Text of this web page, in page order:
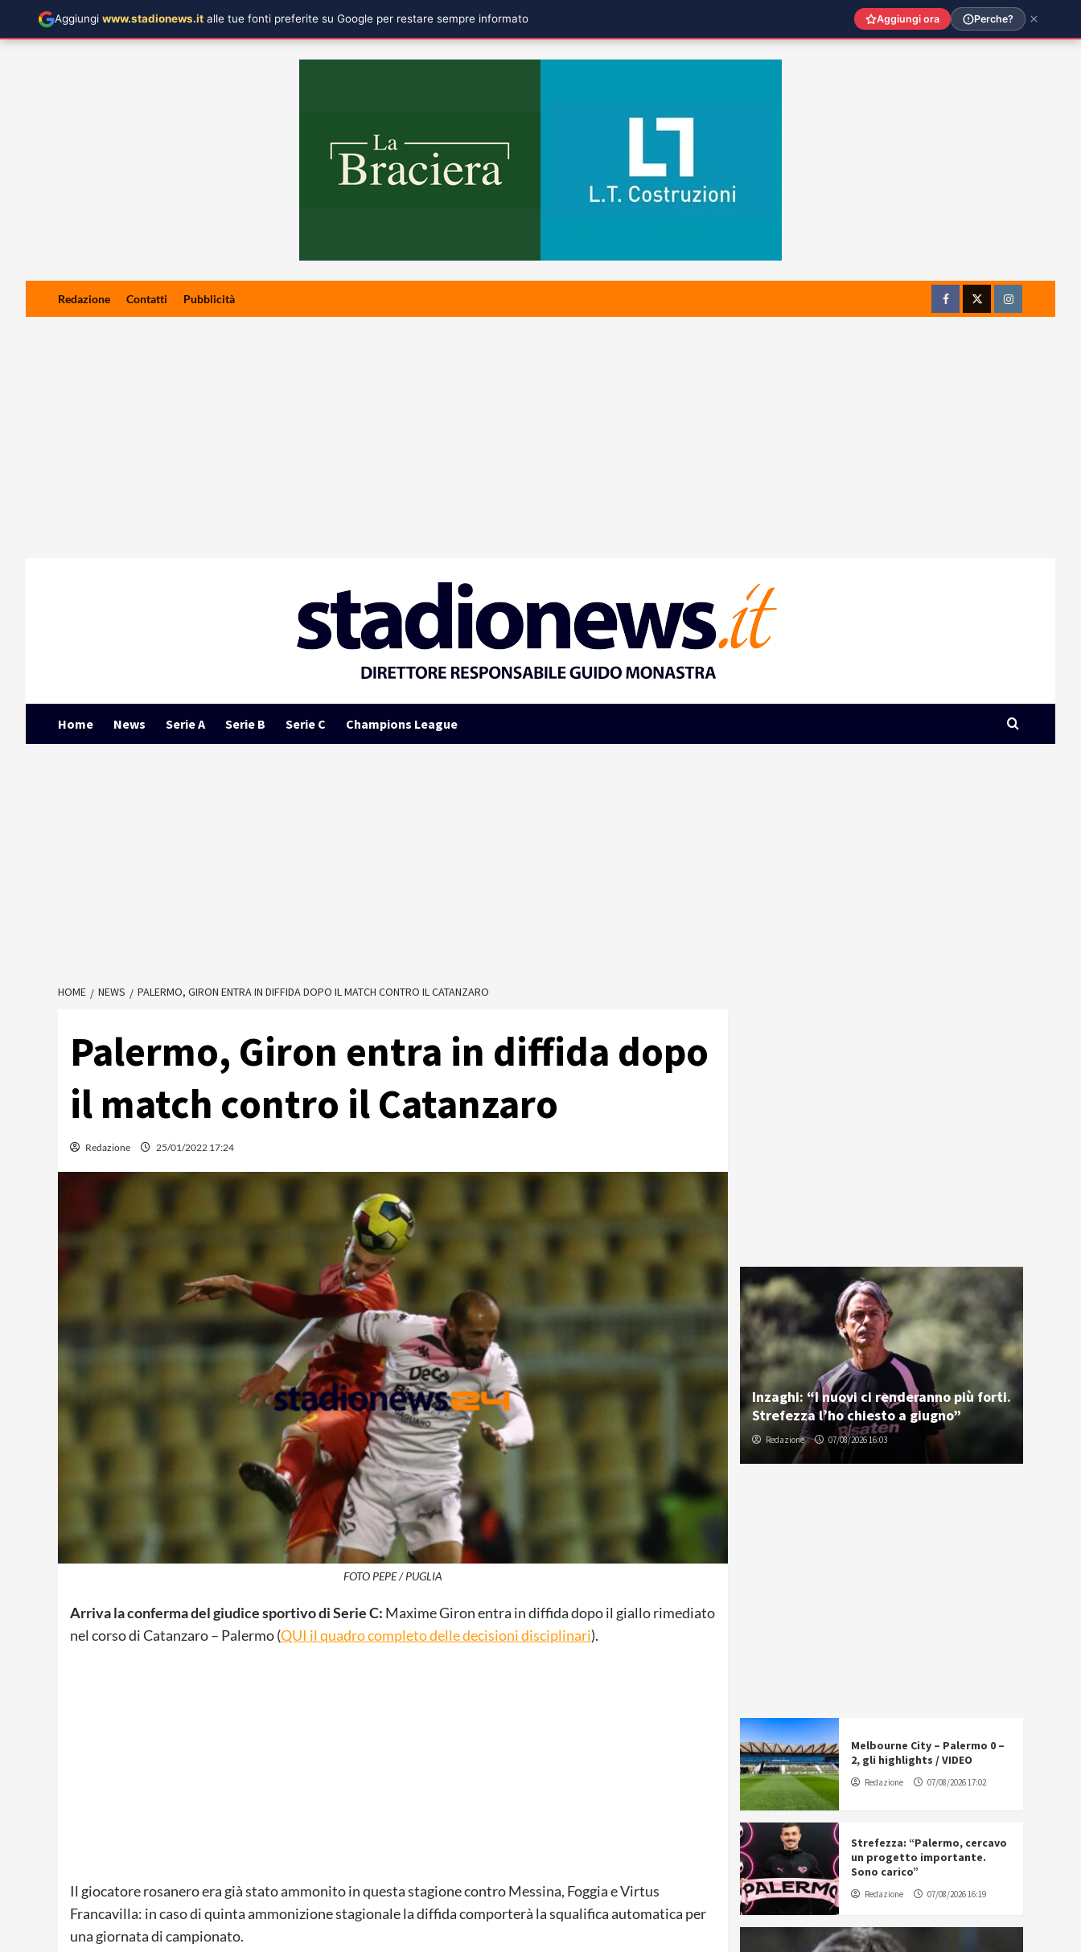
Redazione Contatti Pubblicità
FacebookTwitterInstagram
Home News Serie A Serie B Serie C Champions League
HOME NEWS PALERMO, GIRON ENTRA IN DIFFIDA DOPO IL MATCH CONTRO IL CATANZARO
Palermo, Giron entra in diffida dopo
il match contro il Catanzaro
Redazione 25/01/2022 17:24
FOTO PEPE / PUGLIA
Arriva la conferma del giudice sportivo di Serie C: Maxime Giron entra in diffida dopo il giallo rimediato
nel corso di Catanzaro – Palermo (QUI il quadro completo delle decisioni disciplinari).
Il giocatore rosanero era già stato ammonito in questa stagione contro Messina, Foggia e Virtus
Francavilla: in caso di quinta ammonizione stagionale la diffida comporterà la squalifica automatica per
una giornata di campionato.
Inzaghi: “I nuovi ci renderanno più forti.
Strefezza l’ho chiesto a giugno”
Redazione 07/08/2026 16:03
Melbourne City – Palermo 0 –
2, gli highlights / VIDEO
Redazione 07/08/2026 17:02
Strefezza: “Palermo, cercavo
un progetto importante.
Sono carico”
Redazione 07/08/2026 16:19
Aggiungi www.stadionews.it alle tue fonti preferite su Google per restare sempre informato Aggiungi ora Perche?